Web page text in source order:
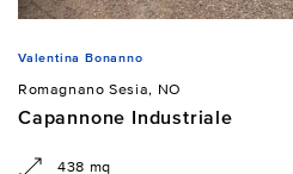
Valentina Bonanno
Romagnano Sesia, NO
Capannone Industriale
438 mq